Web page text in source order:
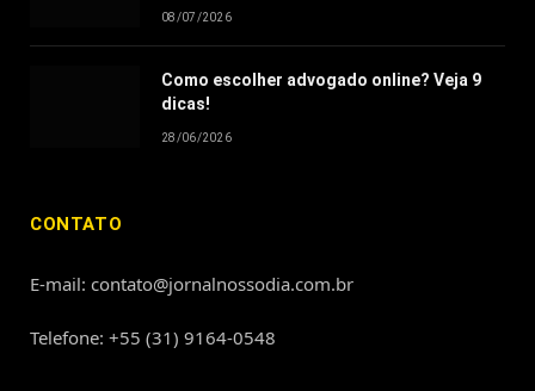
08/07/2026
Como escolher advogado online? Veja 9
dicas!
28/06/2026
CONTATO
E-mail: contato@jornalnossodia.com.br
Telefone: +55 (31) 9164-0548